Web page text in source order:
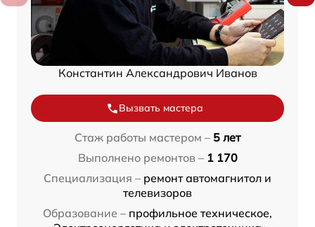
Константин Александрович Иванов
Вызвать мастера
Стаж работы мастером – 5 лет
Выполнено ремонтов – 1 170
Специализация – ремонт автомагнитол и
телевизоров
Образование – профильное техническое,